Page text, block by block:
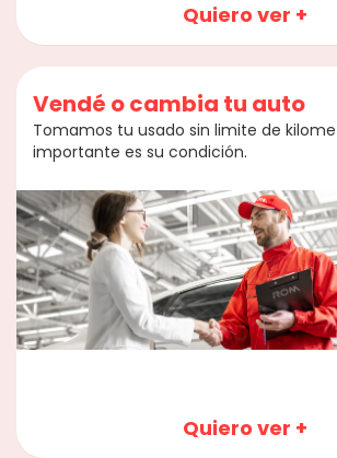
Quiero ver +
Vendé o cambia tu auto
Tomamos tu usado sin limite de
importante es su condición.
Quiero ver +